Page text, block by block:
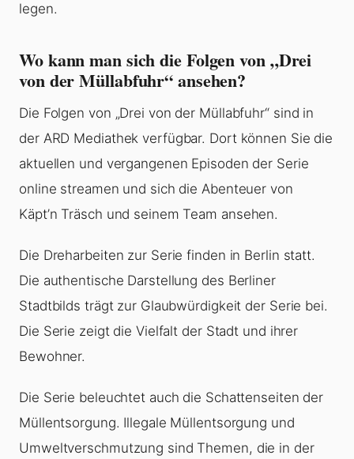
legen.
Wo kann man sich die Folgen von „Drei
von der Müllabfuhr“ ansehen?
Die Folgen von „Drei von der Müllabfuhr“ sind in
der ARD Mediathek verfügbar. Dort können Sie die
aktuellen und vergangenen Episoden der Serie
online streamen und sich die Abenteuer von
Käpt’n Träsch und seinem Team ansehen.
Die Dreharbeiten zur Serie finden in Berlin statt.
Die authentische Darstellung des Berliner
Stadtbilds trägt zur Glaubwürdigkeit der Serie bei.
Die Serie zeigt die Vielfalt der Stadt und ihrer
Bewohner.
Die Serie beleuchtet auch die Schattenseiten der
Müllentsorgung. Illegale Müllentsorgung und
Umweltverschmutzung sind Themen, die in der